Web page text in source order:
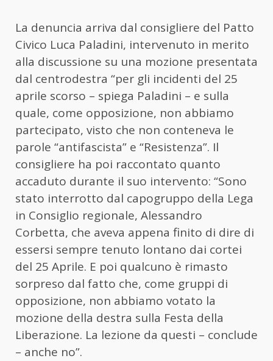
La denuncia arriva dal consigliere del Patto
Civico Luca Paladini, intervenuto in merito
alla discussione su una mozione presentata
dal centrodestra “per gli incidenti del 25
aprile scorso – spiega Paladini – e sulla
quale, come opposizione, non abbiamo
partecipato, visto che non conteneva le
parole “antifascista” e “Resistenza”. Il
consigliere ha poi raccontato quanto
accaduto durante il suo intervento: “Sono
stato interrotto dal capogruppo della Lega
in Consiglio regionale, Alessandro
Corbetta, che aveva appena finito di dire di
essersi sempre tenuto lontano dai cortei
del 25 Aprile. E poi qualcuno è rimasto
sorpreso dal fatto che, come gruppi di
opposizione, non abbiamo votato la
mozione della destra sulla Festa della
Liberazione. La lezione da questi – conclude
– anche no”.